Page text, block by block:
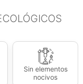
Sin elementos
nocivos